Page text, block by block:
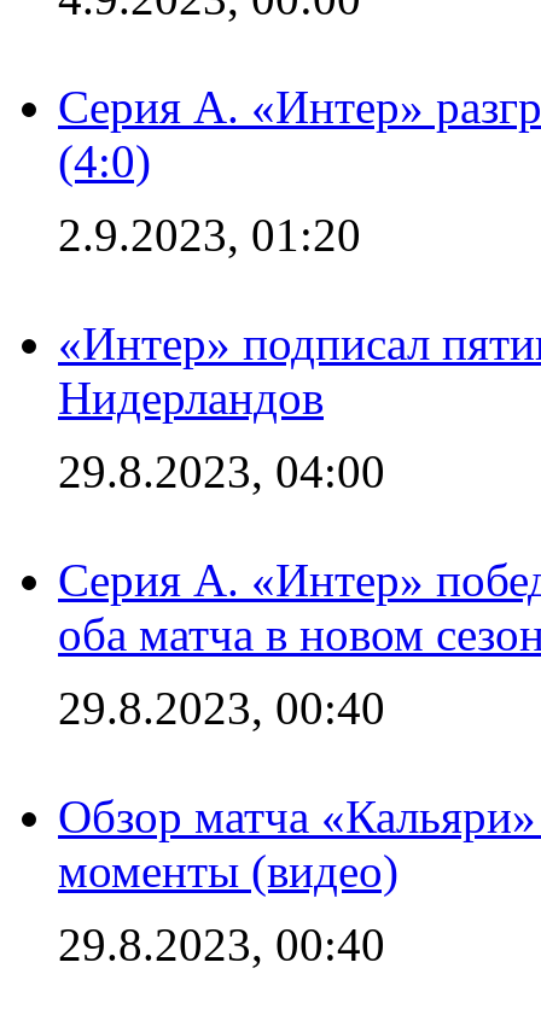
Серия А. «Интер»
(4:0)
2.9.2023, 01:20
«Интер» подписал
Нидерландов
29.8.2023, 04:00
Серия А. «Интер»
оба матча в новом
29.8.2023, 00:40
Обзор матча
моменты (видео)
29.8.2023, 00:40